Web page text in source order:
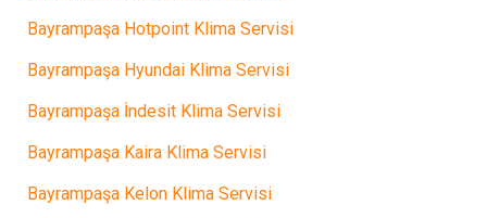
Bayrampaşa Hotpoint Klima Servisi
Bayrampaşa Hyundai Klima Servisi
Bayrampaşa İndesit Klima Servisi
Bayrampaşa Kaira Klima Servisi
Bayrampaşa Kelon Klima Servisi